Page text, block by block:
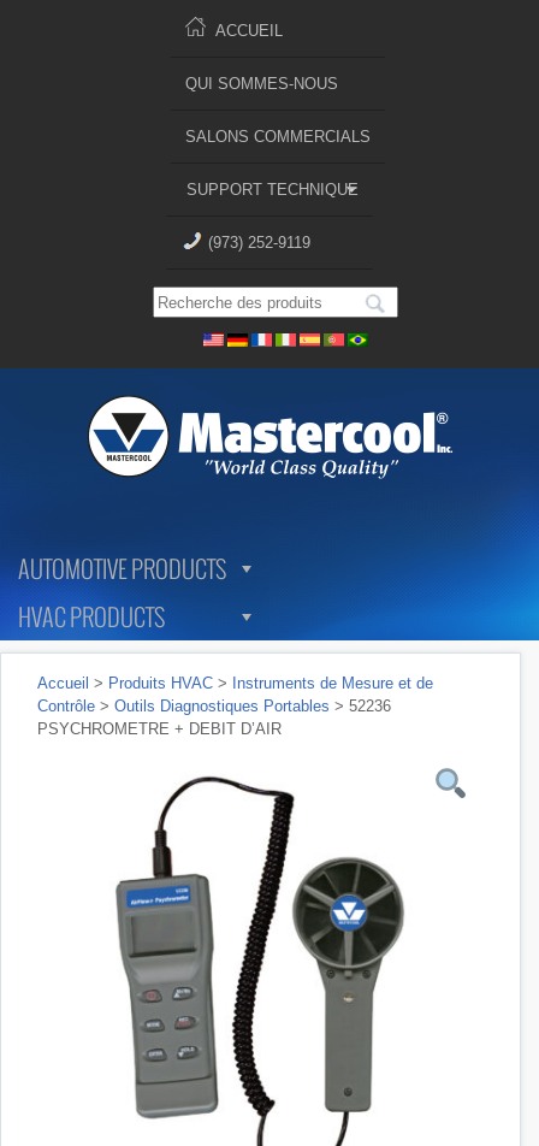
ACCUEIL
QUI SOMMES-NOUS
SALONS COMMERCIALS
SUPPORT TECHNIQUE
(973) 252-9119
AUTOMOTIVE PRODUCTS
HVAC PRODUCTS
Accueil > Produits HVAC >
Instruments de Mesure et de
Contrôle > Outils Diagnostiques Portables > 52236
PSYCHROMETRE + DEBIT D’AIR